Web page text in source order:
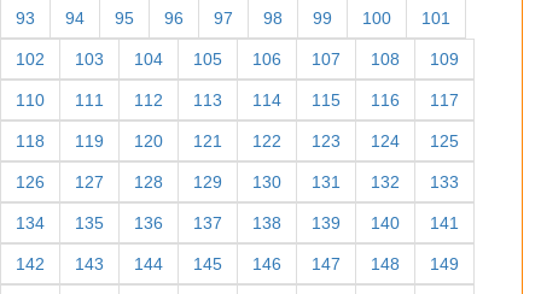
93 94 95 96 97 98 99 100 101
102 103 104 105 106 107 108 109
110 111 112 113 114 115 116 117
118 119 120 121 122 123 124 125
126 127 128 129 130 131 132 133
134 135 136 137 138 139 140 141
142 143 144 145 146 147 148 149